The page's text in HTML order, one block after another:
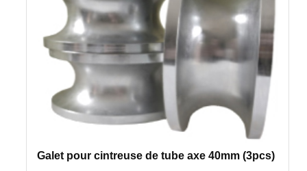
Galet pour cintreuse de tube axe 40mm (3pcs)
variations.
Les
options
peuvent
choisies
du